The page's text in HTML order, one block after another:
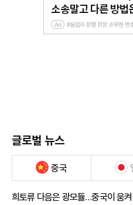
글로벌 뉴스
중국
희토류 다음은 광모듈…중국이 움